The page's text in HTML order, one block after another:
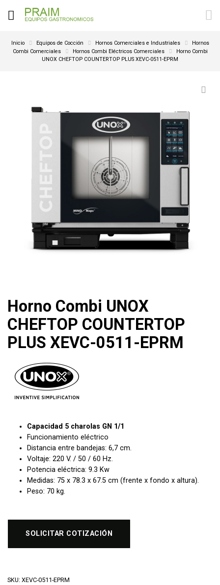
Inicio Equipos de Cocción Hornos Comerciales e Industriales
Hornos
Combi Comerciales
Hornos Combi Eléctricos Comerciales
Horno Combi
UNOX CHEFTOP COUNTERTOP PLUS XEVC-0511-EPRM
Horno Combi UNOX
CHEFTOP COUNTERTOP
PLUS XEVC-0511-EPRM
Capacidad 5 charolas GN 1/1
Funcionamiento eléctrico
Distancia entre bandejas: 6,7 cm.
Voltaje: 220 V. / 50 / 60 Hz.
Potencia eléctrica: 9.3 Kw
Medidas: 75 x 78.3 x 67.5 cm (frente x fondo x altura).
Peso: 70 kg.
SOLICITAR COTIZACIÓN
SKU: XEVC-0511-EPRM